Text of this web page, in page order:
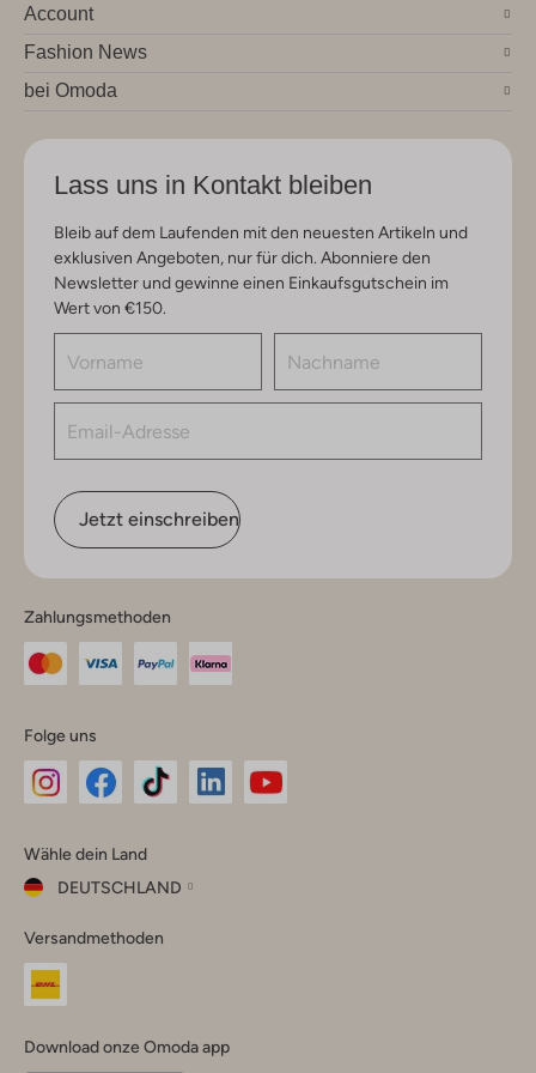
Account
Fashion News
bei Omoda
Lass uns in Kontakt bleiben
Bleib auf dem Laufenden mit den neuesten Artikeln und
exklusiven Angeboten, nur für dich. Abonniere den
Newsletter und gewinne einen Einkaufsgutschein im
Wert von €150.
Jetzt einschreiben
Zahlungsmethoden
Folge uns
Instagram
Facebook
TikTok
Wähle dein Land
DEUTSCHLAND
dein
Land
Versandmethoden
Download onze Omoda app